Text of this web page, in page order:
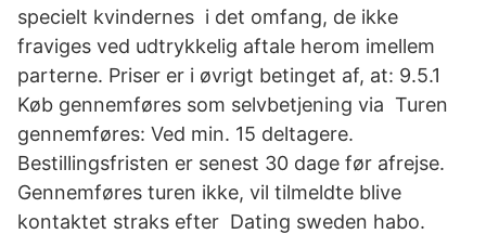
specielt kvindernes i det omfang, de ikke
fraviges ved udtrykkelig aftale herom imellem
parterne. Priser er i øvrigt betinget af, at: 9.5.1
Køb gennemføres som selvbetjening via Turen
gennemføres: Ved min. 15 deltagere.
Bestillingsfristen er senest 30 dage før afrejse.
Gennemføres turen ikke, vil tilmeldte blive
kontaktet straks efter Dating sweden habo.